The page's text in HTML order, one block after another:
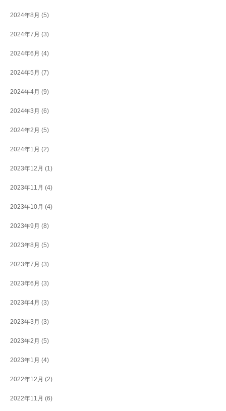
2024年8月 (5)
2024年7月 (3)
2024年6月 (4)
2024年5月 (7)
2024年4月 (9)
2024年3月 (6)
2024年2月 (5)
2024年1月 (2)
2023年12月 (1)
2023年11月 (4)
2023年10月 (4)
2023年9月 (8)
2023年8月 (5)
2023年7月 (3)
2023年6月 (3)
2023年4月 (3)
2023年3月 (3)
2023年2月 (5)
2023年1月 (4)
2022年12月 (2)
2022年11月 (6)